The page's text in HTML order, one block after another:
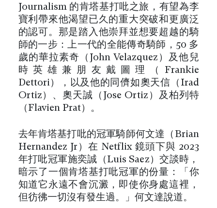
Journalism 的肯塔基打吡之旅，有望為李
寶利帶來他渴望已久的重大突破和更廣泛
的認可。那是踏入他崇拜並想要超越的騎
師的一步：上一代的全能傳奇騎師，50 多
歲的華拉素奇（John Velazquez）及他兒
時英雄兼朋友戴圖理（Frankie
Dettori），以及他的同儕如奧天信（Irad
Ortiz）、奧天誠（Jose Ortiz）及柏列特
（Flavien Prat）。
去年肯塔基打吡的冠軍騎師何文達（Brian
Hernandez Jr）在 Netflix 鏡頭下與 2023
年打吡冠軍施奕誠（Luis Saez）交談時，
暗示了一個肯塔基打吡冠軍的份量：「你
知道它永遠不會沉澱，即使你身處這裡，
但彷彿一切沒有發生過。」何文達說道。